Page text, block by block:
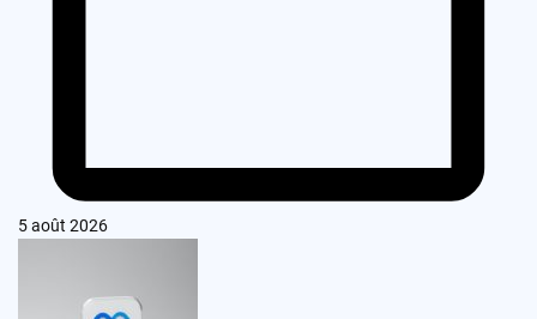
5 août 2026